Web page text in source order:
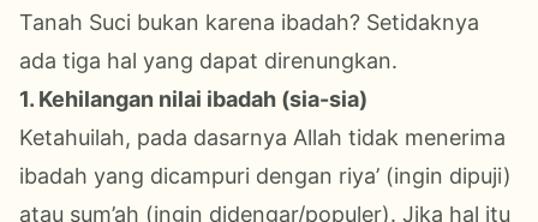
Tanah Suci bukan karena ibadah? Setidaknya
ada tiga hal yang dapat direnungkan.
1. Kehilangan nilai ibadah (sia-sia)
Ketahuilah, pada dasarnya Allah tidak menerima
ibadah yang dicampuri dengan riya’ (ingin dipuji)
atau sum’ah (ingin didengar/populer). Jika hal itu